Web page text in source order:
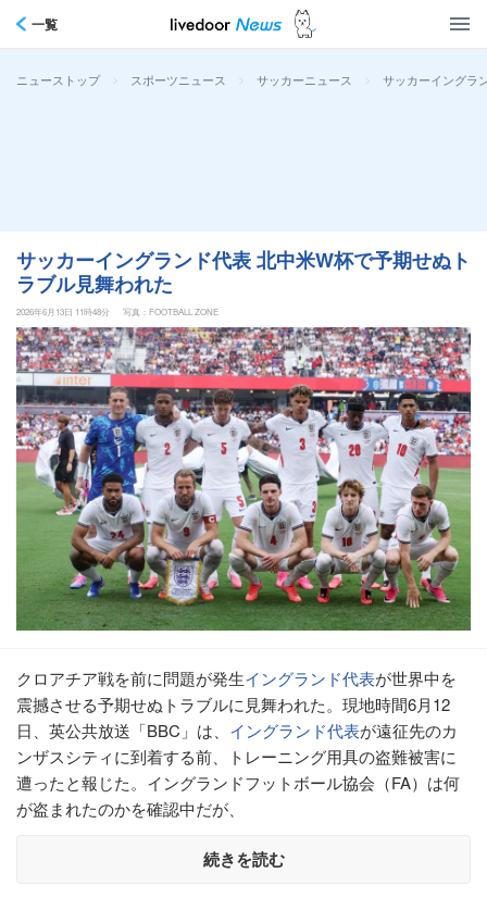
一覧
ニューストップ > スポーツニュース > サッカーニュース > サッカーイングラ
サッカーイングランド代表 北中米W杯で予期せぬト
ラブル見舞われた
2026年6月13日 11時48分 写真：FOOTBALL ZONE
クロアチア戦を前に問題が発生イングランド代表が世界中を
震撼させる予期せぬトラブルに見舞われた。現地時間6月12
日、英公共放送「BBC」は、 イングランド代表が遠征先のカ
ンザスシティに到着する前、トレーニング用具の盗難被害に
遭ったと報じた。イングランドフットボール協会（FA）は何
が盗まれたのかを確認中だが、
続きを読む